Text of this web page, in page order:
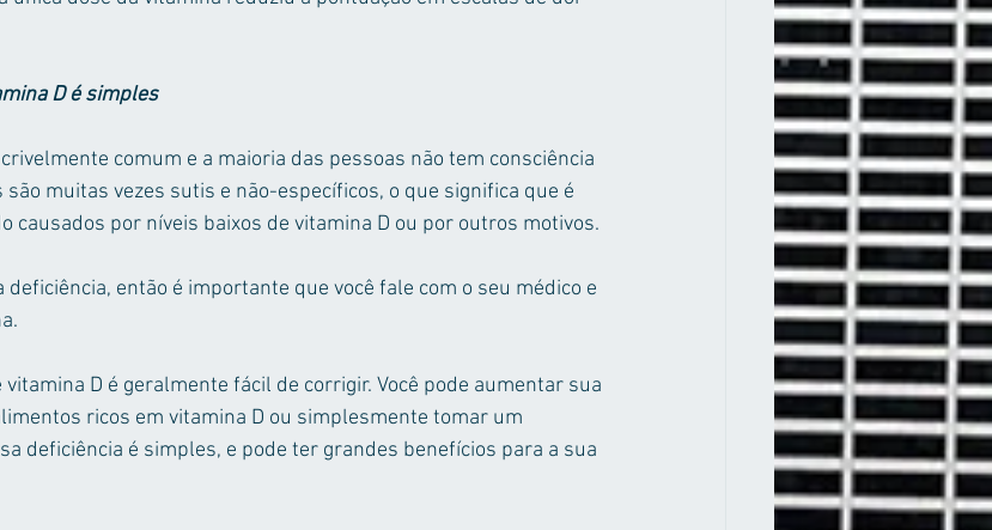
D é simples
comum e a maioria das pessoas não tem consciência
muitas vezes sutis e não-específicos, o que significa que é
causados por níveis baixos de vitamina D ou por outros motivos.
deficiência, então é importante que você fale com o seu médico e
D é geralmente fácil de corrigir. Você pode aumentar sua
ricos em vitamina D ou simplesmente tomar um
deficiência é simples, e pode ter grandes benefícios para a sua